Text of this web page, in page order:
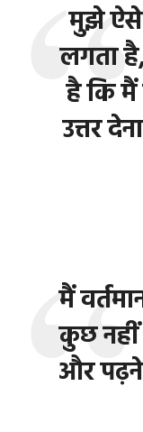
मुझे ऐसे
लगता
है कि
उत्तर
मैं
कुछ
और